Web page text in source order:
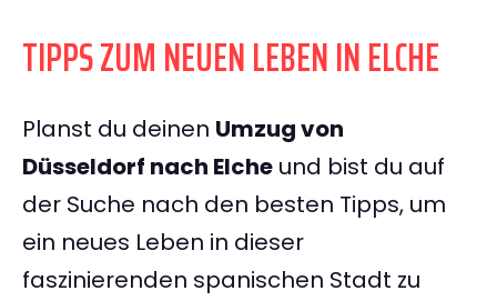
TIPPS ZUM NEUEN LEBEN IN ELCHE
Planst du deinen Umzug von
Düsseldorf nach Elche und bist du auf
der Suche nach den besten Tipps, um
ein neues Leben in dieser
faszinierenden spanischen Stadt zu